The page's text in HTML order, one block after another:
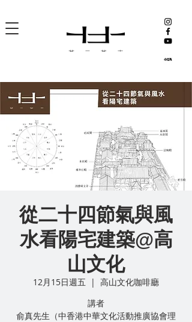
從二十四節氣與風
水看陽宅建築@高
山文化
12月15日週五
  |
高山文化咖啡廳
講者
俞真先生（中香港中華文化活動推廣協會理